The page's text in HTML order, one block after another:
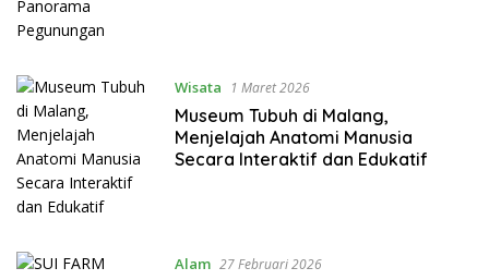
Wisata 1 Maret 2026
Museum Tubuh di Malang,
Menjelajah Anatomi Manusia
Secara Interaktif dan Edukatif
Alam 27 Februari 2026